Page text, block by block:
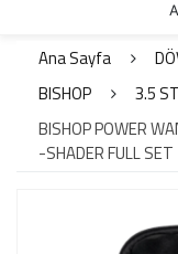
Ana Sayfa
BISHOP
3.5
BISHOP POWER
-SHADER FULL SET